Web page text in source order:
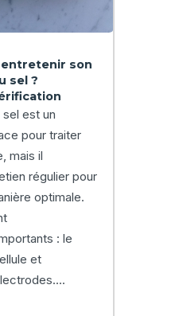
son
sel ?
sel est un
pour traiter
mais il
régulier pour
optimale.
: le
et